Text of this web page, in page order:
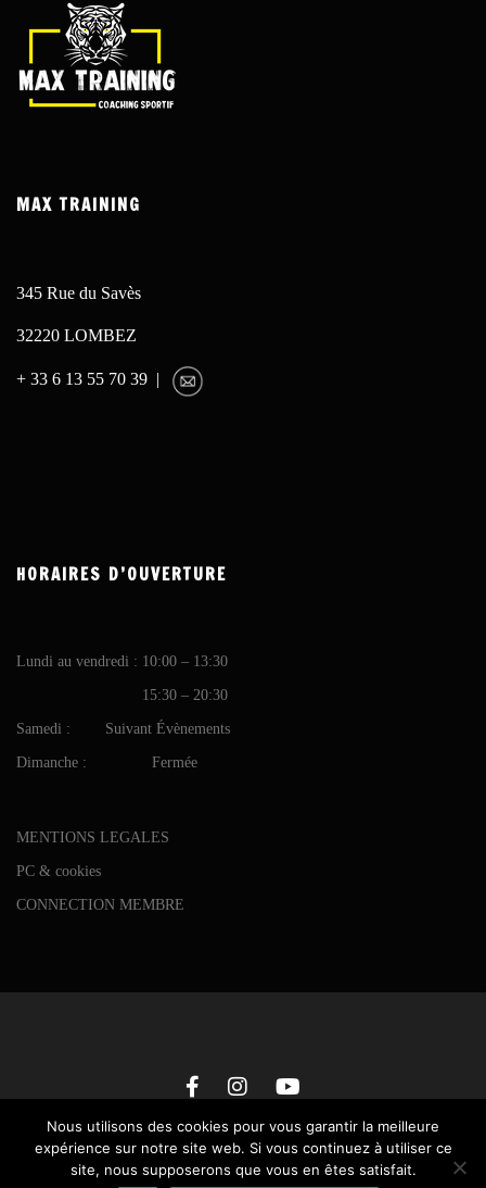
MAX TRAINING
345 Rue du Savès
32220 LOMBEZ
+ 33 6 13 55 70 39 |
HORAIRES D’OUVERTURE
Lundi au vendredi : 10:00 – 13:30
15:30 – 20:30
Samedi : Suivant Évènements
Dimanche : Fermée
MENTIONS LEGALES
PC & cookies
CONNECTION MEMBRE
Nous utilisons des cookies pour vous garantir la meilleure
expérience sur notre site web. Si vous continuez à utiliser ce
site, nous supposerons que vous en êtes satisfait.